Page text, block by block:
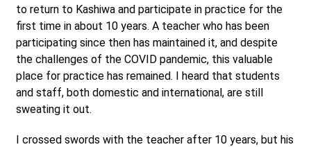
to return to Kashiwa and participate in practice for the
first time in about 10 years. A teacher who has been
participating since then has maintained it, and despite
the challenges of the COVID pandemic, this valuable
place for practice has remained. I heard that students
and staff, both domestic and international, are still
sweating it out.
I crossed swords with the teacher after 10 years, but his